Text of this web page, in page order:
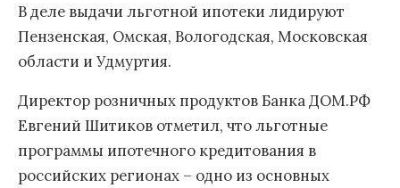
В деле выдачи льготной ипотеки лидируют
Пензенская, Омская, Вологодская, Московская
области и Удмуртия.
Директор розничных продуктов Банка ДОМ.РФ
Евгений Шитиков отметил, что льготные
программы ипотечного кредитования в
российских регионах – одно из основных